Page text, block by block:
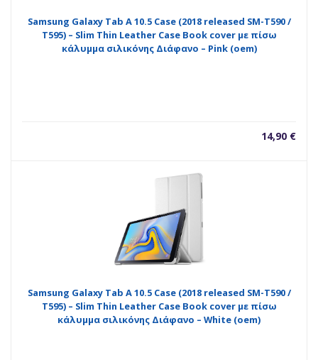
Samsung Galaxy Tab A 10.5 Case (2018 released SM-T590 /
T595) – Slim Thin Leather Case Book cover με πίσω
κάλυμμα σιλικόνης Διάφανο – Pink (oem)
14,90 €
Samsung Galaxy Tab A 10.5 Case (2018 released SM-T590 /
T595) – Slim Thin Leather Case Book cover με πίσω
κάλυμμα σιλικόνης Διάφανο – White (oem)